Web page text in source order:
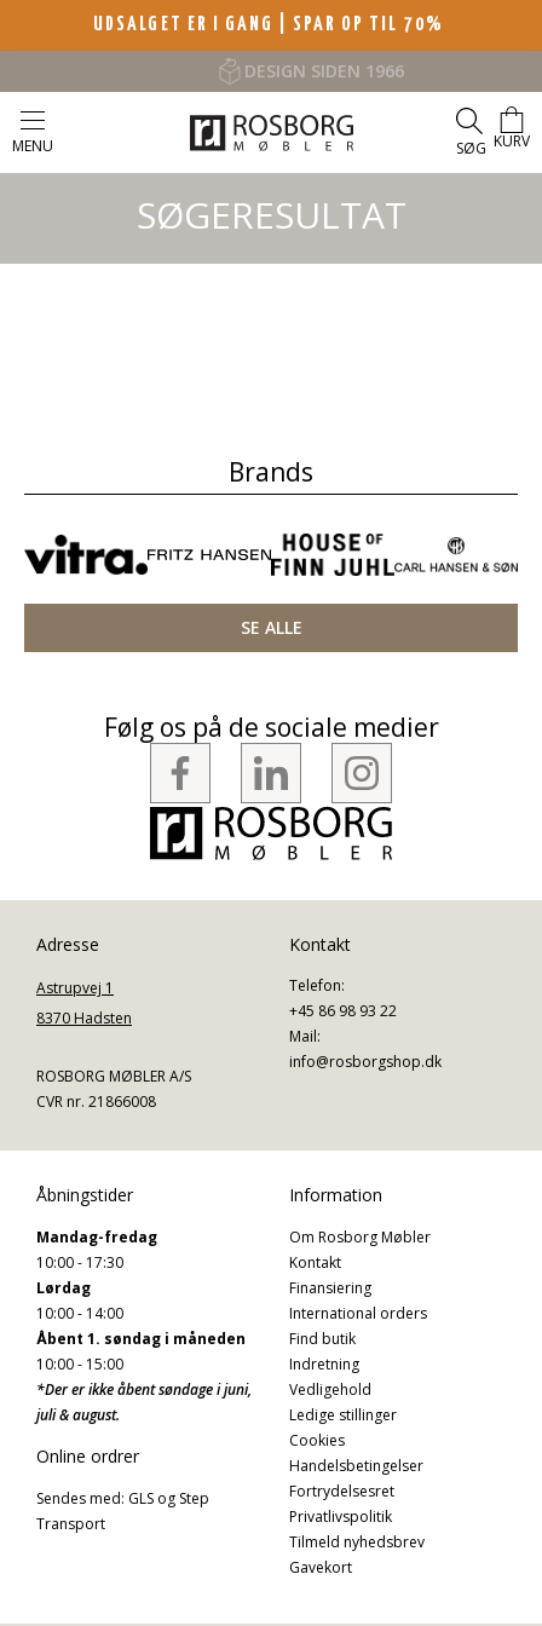
UDSALGET ER I GANG | SPAR OP TIL 70%
DESIGN SIDEN 1966
MENU SØG KURV
SØGERESULTAT
Brands
SE ALLE
Følg os på de sociale medier
Adresse
Astrupvej 1
8370 Hadsten
ROSBORG MØBLER A/S
CVR nr. 21866008
Kontakt
Telefon:
+45 86 98 93 22
Mail:
info@rosborgshop.dk
Åbningstider
Mandag-fredag
10:00 - 17:30
Lørdag
10:00 - 14:00
Åbent 1. søndag i måneden
10:00 - 15:00
*Der er ikke åbent søndage i juni,
juli & august.
Online ordrer
Sendes med: GLS og Step
Transport
Information
Om Rosborg Møbler
Kontakt
Finansiering
International orders
Find butik
Indretning
Vedligehold
Ledige stillinger
Cookies
Handelsbetingelser
Fortrydelsesret
Privatlivspolitik
Tilmeld nyhedsbrev
Gavekort